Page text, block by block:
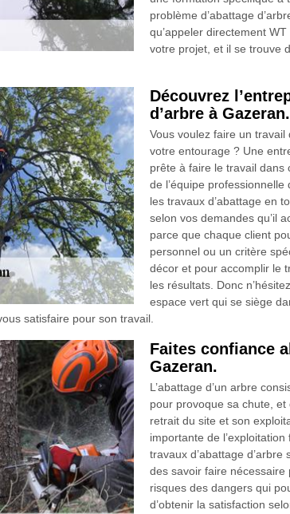
problème d’abattage
qu’appeler directement
votre projet, et il se trouve
Découvrez
d’arbre à Gazeran.
Vous voulez faire un travail
votre entourage ? Une
prête à faire le travail dans
de l’équipe professionnelle
les travaux d’abattage en
selon vos demandes qu’il
parce que chaque client
personnel ou un critère
décor et pour accomplir le
les résultats. Donc
espace vert qui se siège
satisfaire pour son travail.
Faites confiance
Gazeran.
L’abattage d’un arbre
pour provoque sa chute,
retrait du site et son
importante de
travaux d’abattage
des savoir faire nécessaire
risques des dangers qui
d’obtenir la satisfaction